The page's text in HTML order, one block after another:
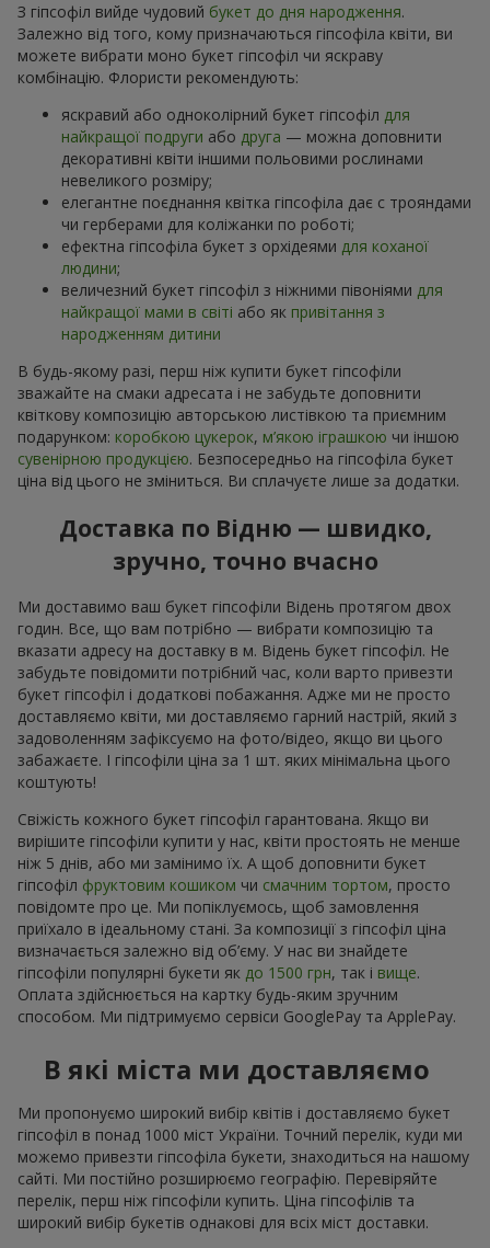
З гіпсофіл вийде чудовий букет до дня народження.
Залежно від того, кому призначаються гіпсофіла квіти, ви
можете вибрати моно букет гіпсофіл чи яскраву
комбінацію. Флористи рекомендують:
яскравий або одноколірний букет гіпсофіл для
найкращої подруги або друга — можна доповнити
декоративні квіти іншими польовими рослинами
невеликого розміру;
елегантне поєднання квітка гіпсофіла дає с трояндами
чи герберами для коліжанки по роботі;
ефектна гіпсофіла букет з орхідеями для коханої
людини;
величезний букет гіпсофіл з ніжними півоніями для
найкращої мами в світі або як привітання з
народженням дитини
В будь-якому разі, перш ніж купити букет гіпсофіли
зважайте на смаки адресата і не забудьте доповнити
квіткову композицію авторською листівкою та приємним
подарунком: коробкою цукерок, м’якою іграшкою чи іншою
сувенірною продукцією. Безпосередньо на гіпсофіла букет
ціна від цього не зміниться. Ви сплачуєте лише за додатки.
Доставка по Відню — швидко,
зручно, точно вчасно
Ми доставимо ваш букет гіпсофіли Відень протягом двох
годин. Все, що вам потрібно — вибрати композицію та
вказати адресу на доставку в м. Відень букет гіпсофіл. Не
забудьте повідомити потрібний час, коли варто привезти
букет гіпсофіл і додаткові побажання. Адже ми не просто
доставляємо квіти, ми доставляємо гарний настрій, який з
задоволенням зафіксуємо на фото/відео, якщо ви цього
забажаєте. І гіпсофіли ціна за 1 шт. яких мінімальна цього
коштують!
Свіжість кожного букет гіпсофіл гарантована. Якщо ви
вирішите гіпсофіли купити у нас, квіти простоять не менше
ніж 5 днів, або ми замінимо їх. А щоб доповнити букет
гіпсофіл фруктовим кошиком чи смачним тортом, просто
повідомте про це. Ми попіклуємось, щоб замовлення
приїхало в ідеальному стані. За композиції з гіпсофіл ціна
визначається залежно від об’єму. У нас ви знайдете
гіпсофіли популярні букети як до 1500 грн, так і вище.
Оплата здійснюється на картку будь-яким зручним
способом. Ми підтримуємо сервіси GooglePay та ApplePay.
В які міста ми доставляємо
Ми пропонуємо широкий вибір квітів і доставляємо букет
гіпсофіл в понад 1000 міст України. Точний перелік, куди ми
можемо привезти гіпсофіла букети, знаходиться на нашому
сайті. Ми постійно розширюємо географію. Перевіряйте
перелік, перш ніж гіпсофіли купить. Ціна гіпсофілів та
широкий вибір букетів однакові для всіх міст доставки.